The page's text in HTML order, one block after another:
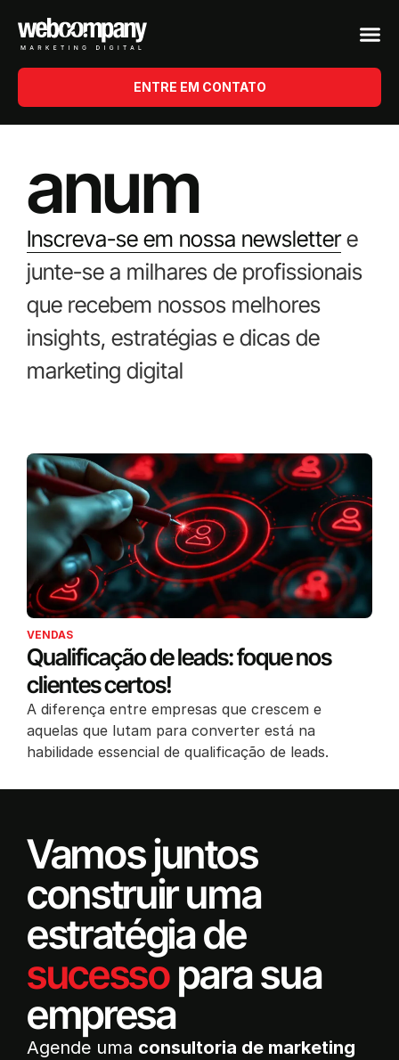
ENTRE EM CONTATO
anum
Inscreva-se em nossa newslettere
junte-se a milhares de profissionais
que recebem nossos melhores
insights, estratégias e dicas de
marketing digital
VENDAS
Qualificação de leads: foque nos
clientes certos!
A diferença entre empresas que crescem e
aquelas que lutam para converter está na
habilidade essencial de qualificação de leads.
Vamos juntos
construir uma
estratégia de
sucessopara sua
empresa
Agende uma consultoria de marketing